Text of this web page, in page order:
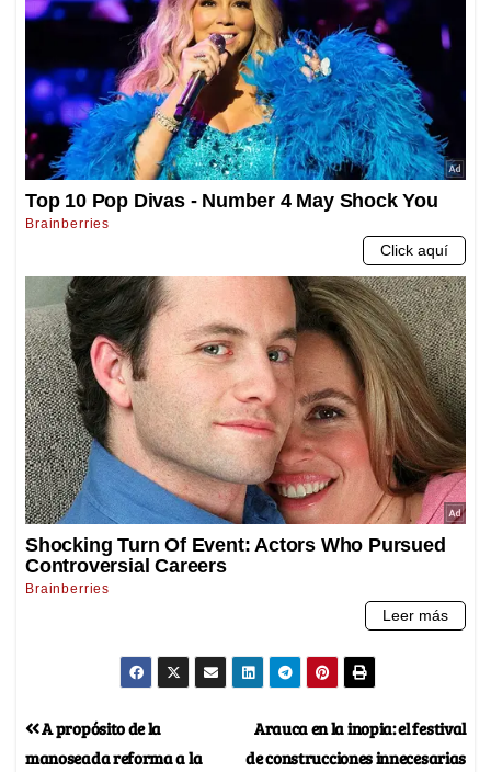
Arauca en la inopia: el festival
de construcciones innecesarias
A propósito de la
manoseada reforma a la